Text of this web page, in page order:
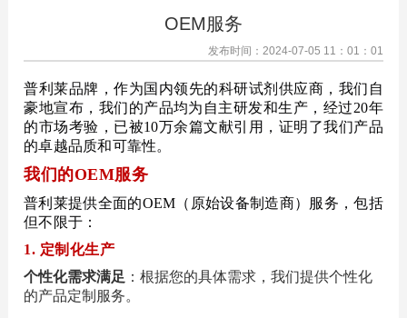
OEM服务
发布时间：2024-07-05 11：01：01
普利莱品牌，作为国内领先的科研试剂供应商，我们自
豪地宣布，我们的产品均为自主研发和生产，经过20年
的市场考验，已被10万余篇文献引用，证明了我们产品
的卓越品质和可靠性。
我们的OEM服务
普利莱提供全面的OEM（原始设备制造商）服务，包括
但不限于：
1. 定制化生产
个性化需求满足 ：根据您的具体需求，我们提供个性化
的产品定制服务。